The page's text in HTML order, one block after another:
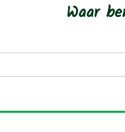
Waar